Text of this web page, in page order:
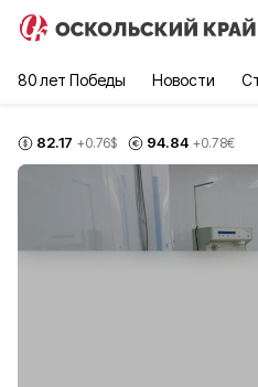
80 лет Победы Новости
82.17 +0.76$ 94.84 +0.78€